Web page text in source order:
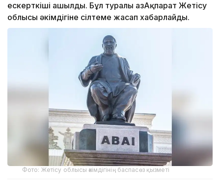
ескерткіші ашылды. Бұл туралы ҚазАқпарат Жетісу
облысы әкімдігіне сілтеме жасап хабарлайды.
Фото: Жетісу облысы әкімдігінің баспасөз қызметі